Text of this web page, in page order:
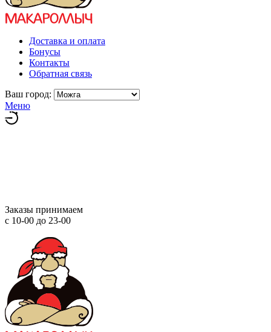
Доставка и оплата
Бонусы
Контакты
Обратная связь
Ваш город:
Меню
Заказы принимаем
с 10-00 до 23-00